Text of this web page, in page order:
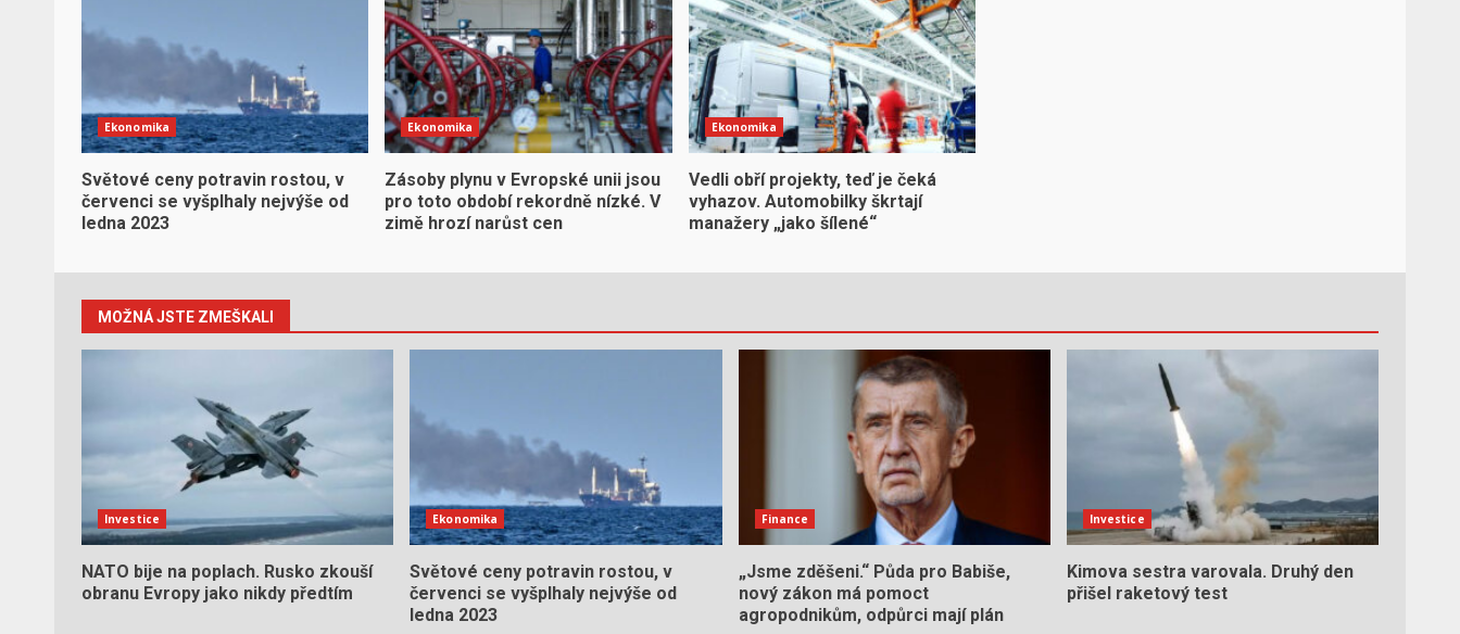
Ekonomika
Světové ceny potravin rostou, v
červenci se vyšplhaly nejvýše od
ledna 2023
Ekonomika
Zásoby plynu v Evropské unii jsou
pro toto období rekordně nízké. V
zimě hrozí narůst cen
Ekonomika
Vedli obří projekty, teď je čeká
vyhazov. Automobilky škrtají
manažery „jako šílené“
MOŽNÁ JSTE ZMEŠKALI
Investice
NATO bije na poplach. Rusko zkouší
obranu Evropy jako nikdy předtím
Ekonomika
Světové ceny potravin rostou, v
červenci se vyšplhaly nejvýše od
ledna 2023
Finance
„Jsme zděšeni.“ Půda pro Babiše,
nový zákon má pomoct
agropodnikům, odpůrci mají plán
Investice
Kimova sestra varovala. Druhý den
přišel raketový test